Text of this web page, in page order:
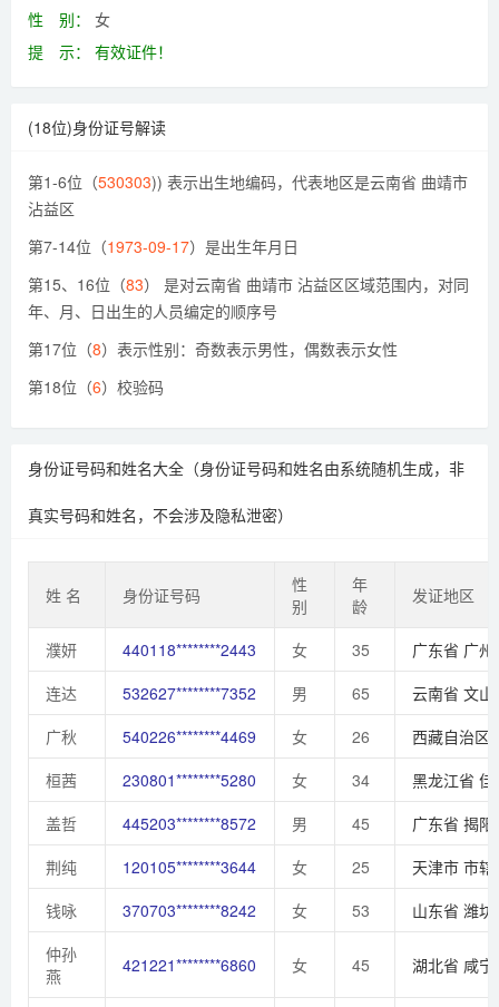
性 别：
女
提 示：
有效证件！
(18位)身份证号解读
第1-6位（530303)) 表示出生地编码，代表地区是云南省 曲靖市
沾益区
第7-14位（1973-09-17）是出生年月日
第15、16位（83） 是对云南省 曲靖市 沾益区区域范围内，对同
年、月、日出生的人员编定的顺序号
第17位（8）表示性别：奇数表示男性，偶数表示女性
第18位（6）校验码
身份证号码和姓名大全（身份证号码和姓名由系统随机生成，非
真实号码和姓名，不会涉及隐私泄密）
姓 名 身份证号码
性
别
年
龄
发证地区
濮妍 440118********2443 女 35 广东省 广州
连达
532627********7352 男 65 云南省 文山
广秋
540226********4469 女 26 西藏自治区
桓茜
230801********5280 女 34 黑龙江省 佳
盖哲
445203********8572 男 45 广东省 揭阳
荆纯
120105********3644 女 25 天津市 市辖
钱咏
370703********8242 女 53 山东省 潍坊
仲孙
燕
421221********6860 女 45 湖北省 咸宁